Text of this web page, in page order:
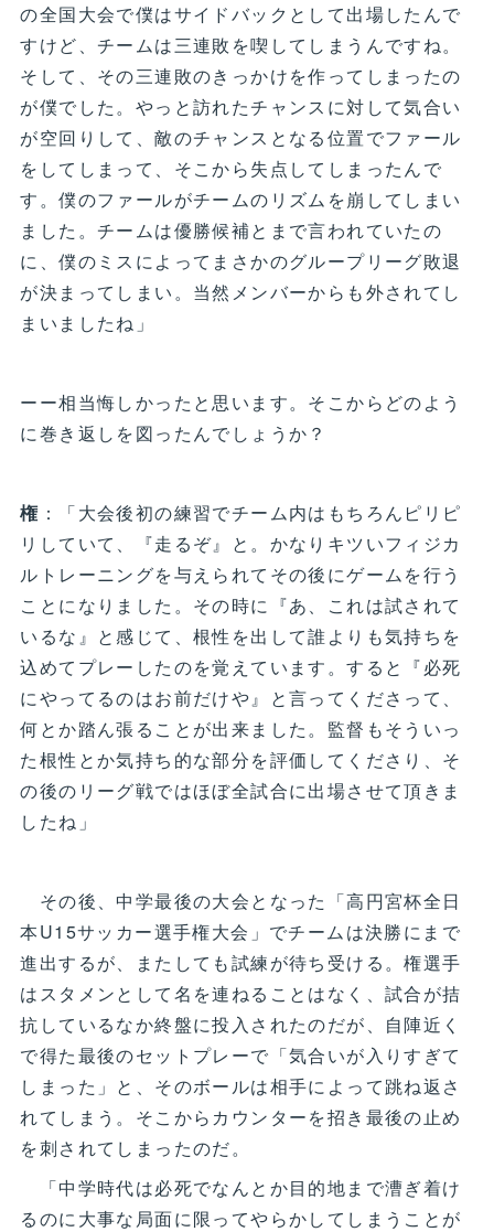
の全国大会で僕はサイドバックとして出場したんで
すけど、チームは三連敗を喫してしまうんですね。
そして、その三連敗のきっかけを作ってしまったの
が僕でした。やっと訪れたチャンスに対して気合い
が空回りして、敵のチャンスとなる位置でファール
をしてしまって、そこから失点してしまったんで
す。僕のファールがチームのリズムを崩してしまい
ました。チームは優勝候補とまで言われていたの
に、僕のミスによってまさかのグループリーグ敗退
が決まってしまい。当然メンバーからも外されてし
まいましたね」
ーー相当悔しかったと思います。そこからどのよう
に巻き返しを図ったんでしょうか？
権 ：「大会後初の練習でチーム内はもちろんピリピ
リしていて、『走るぞ』と。かなりキツいフィジカ
ルトレーニングを与えられてその後にゲームを行う
ことになりました。その時に『あ、これは試されて
いるな』と感じて、根性を出して誰よりも気持ちを
込めてプレーしたのを覚えています。すると『必死
にやってるのはお前だけや』と言ってくださって、
何とか踏ん張ることが出来ました。監督もそういっ
た根性とか気持ち的な部分を評価してくださり、そ
の後のリーグ戦ではほぼ全試合に出場させて頂きま
したね」
その後、中学最後の大会となった「高円宮杯全日
本U15サッカー選手権大会」でチームは決勝にまで
進出するが、またしても試練が待ち受ける。権選手
はスタメンとして名を連ねることはなく、試合が拮
抗しているなか終盤に投入されたのだが、自陣近く
で得た最後のセットプレーで「気合いが入りすぎて
しまった」と、そのボールは相手によって跳ね返さ
れてしまう。そこからカウンターを招き最後の止め
を刺されてしまったのだ。
「中学時代は必死でなんとか目的地まで漕ぎ着け
るのに大事な局面に限ってやらかしてしまうことが